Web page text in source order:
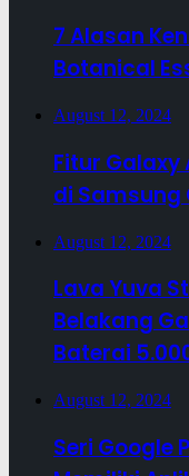
7 Alasan
Botanical
August 12, 2024
Fitur Galaxy
di Samsung
August 12, 2024
Lava Yuva
Belakang
Baterai
August 12, 2024
Seri Google